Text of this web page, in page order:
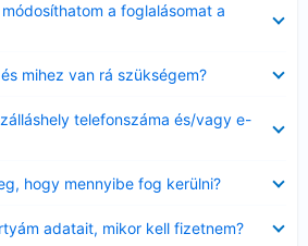
a foglalásomat a
mihez van rá szükségem?
telefonszáma és/vagy e-
hogy mennyibe fog kerülni?
adatait, mikor kell fizetnem?